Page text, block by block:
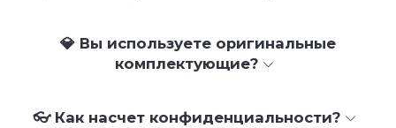
💎 Вы используете оригинальные
комплектующие?
👓 Как насчет конфиденциальности?